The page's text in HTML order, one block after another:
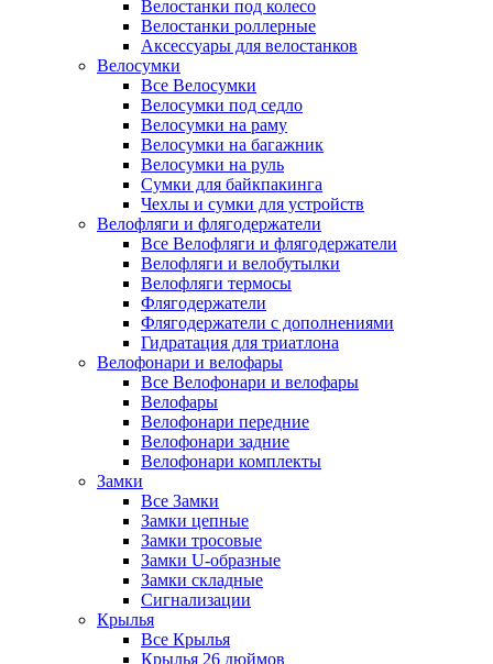
Велостанки под колесо
Велостанки роллерные
Аксессуары для велостанков
Велосумки
Все Велосумки
Велосумки под седло
Велосумки на раму
Велосумки на багажник
Велосумки на руль
Сумки для байкпакинга
Чехлы и сумки для устройств
Велофляги и флягодержатели
Все Велофляги и флягодержатели
Велофляги и велобутылки
Велофляги термосы
Флягодержатели
Флягодержатели с дополнениями
Гидратация для триатлона
Велофонари и велофары
Все Велофонари и велофары
Велофары
Велофонари передние
Велофонари задние
Велофонари комплекты
Замки
Все Замки
Замки цепные
Замки тросовые
Замки U-образные
Замки складные
Сигнализации
Крылья
Все Крылья
Крылья 26 дюймов